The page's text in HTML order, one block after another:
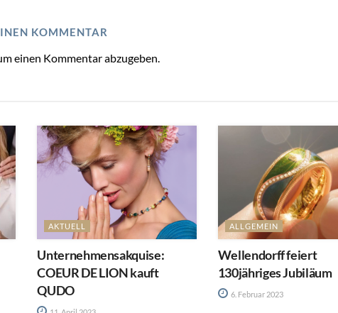
KOMMENTAR
einen Kommentar abzugeben.
AKTUELL
Unternehmensakquise:
COEUR DE LION kauft
QUDO
ALLGEMEIN
Wellendorff feiert
130jähriges Jubiläum
6. Februar 2023